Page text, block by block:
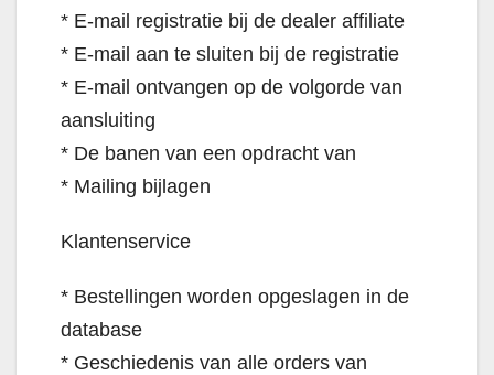
* E-mail registratie bij de dealer affiliate
* E-mail aan te sluiten bij de registratie
* E-mail ontvangen op de volgorde van
aansluiting
* De banen van een opdracht van
* Mailing bijlagen
Klantenservice
* Bestellingen worden opgeslagen in de
database
* Geschiedenis van alle orders van